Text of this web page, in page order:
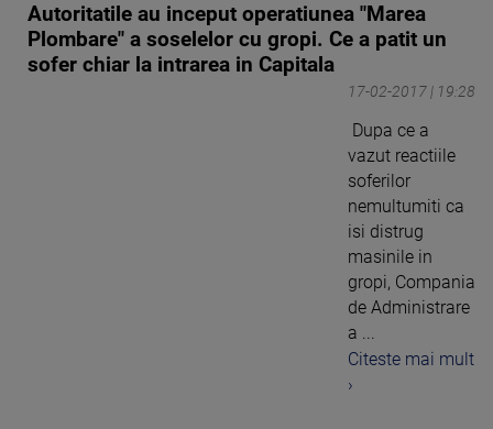
Autoritatile au inceput operatiunea "Marea
Plombare" a soselelor cu gropi. Ce a patit un
sofer chiar la intrarea in Capitala
17-02-2017 | 19:28
Dupa ce a
vazut reactiile
soferilor
nemultumiti ca
isi distrug
masinile in
gropi, Compania
de Administrare
a ...
Citeste mai mult
›